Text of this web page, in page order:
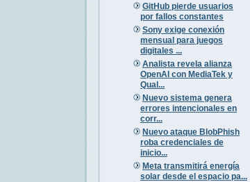
GitHub pierde usuarios
por fallos constantes
Sony exige conexión
mensual para juegos
digitales ...
Analista revela alianza
OpenAI con MediaTek y
Qual...
Nuevo sistema genera
errores intencionales en
corr...
Nuevo ataque BlobPhish
roba credenciales de
inicio...
Meta transmitirá energía
solar desde el espacio pa...